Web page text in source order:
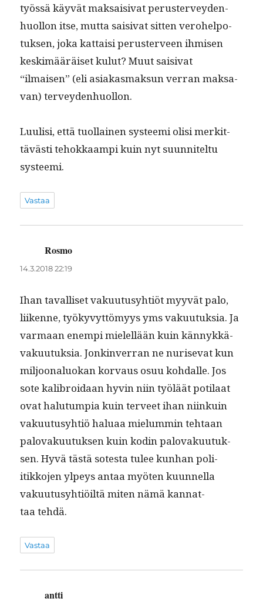
työssä käyvät mak­saisi­vat peruster­vey­den­
huol­lon itse, mut­ta saisi­vat sit­ten vero­helpo­
tuk­sen, joka kat­taisi peruster­veen ihmisen
keskimääräiset kulut? Muut saisi­vat
“ilmaisen” (eli asi­akas­mak­sun ver­ran mak­sa­
van) terveydenhuollon.
Luulisi, että tuol­lainen sys­tee­mi olisi merkit­
tävästi tehokkaampi kuin nyt suun­nitel­tu
systeemi.
Vastaa
Rosmo
14.3.2018 22:19
Ihan taval­liset vaku­u­tusy­htiöt myyvät palo,
liikenne, työkyvyt­tömyys yms vaku­u­tuk­sia. Ja
var­maan enem­pi mielel­lään kuin kän­nykkä­
vaku­u­tuk­sia. Jonk­in­ver­ran ne nuri­se­vat kun
miljoon­alu­okan kor­vaus osuu kohdalle. Jos
sote kali­broidaan hyvin niin työläät poti­laat
ovat halu­tumpia kuin ter­veet ihan niinkuin
vaku­u­tusy­htiö halu­aa mielum­min tehtaan
palo­vaku­u­tuk­sen kuin kodin palo­vaku­u­tuk­
sen. Hyvä tästä sotes­ta tulee kun­han poli­
itikko­jen ylpeys antaa myöten kuun­nel­la
vaku­u­tusy­htiöiltä miten nämä kan­nat­
taa tehdä.
Vastaa
antti